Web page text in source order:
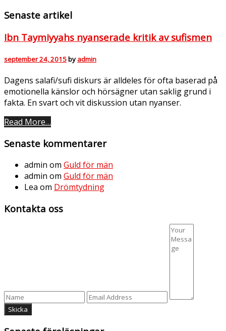
Senaste artikel
Ibn Taymiyyahs nyanserade kritik av sufismen
september 24, 2015byadmin
Dagens salafi/sufi diskurs är alldeles för ofta baserad på
emotionella känslor och hörsägner utan saklig grund i
fakta. En svart och vit diskussion utan nyanser.
Read More…
Senaste kommentarer
admin om Guld för män
admin om Guld för män
Lea om Drömtydning
Kontakta oss